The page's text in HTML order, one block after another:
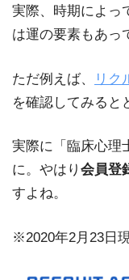
実際、時期によっ
は運の要素もあっ
ただ例えば、 リク
を確認してみると
実際に「臨床心理
に。やはり 会員登
すよね。
※2020年2月23日